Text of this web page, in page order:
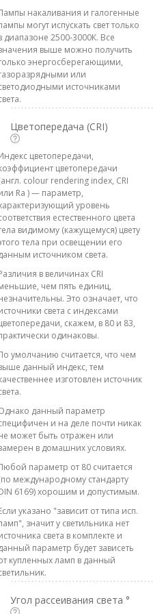
накаливания и галогенные
могут испускать свет только
диапазоне 2500-3000К. Все
выше можно получить
энергосберегающими,
или
источниками
Цветопередача (CRI)
цветопередачи,
цветопередачи
colour rendering index, CRI
Ra ) — параметр,
уровень
естественного цвета
видимому (кажущемуся) цвету
тела при освещении его
источником света.
в величинах CRI
чем пять единиц,
Это означает, что
света с индексами
скажем, в 80 и 83,
одинаковы.
умолчанию считается, что чем
данный индекс, тем
изготовлен источник
данный параметр
и на деле почти никак
может быть отражен или
в домашних условиях.
параметр от 80 считается
международному стандарту
6169) хорошим и допустимым.
указано "зависит от типа исп.
значит у светильника нет
света в комплекте и
параметр будет зависеть
купленных ламп в данный
Угол рассеивания света °